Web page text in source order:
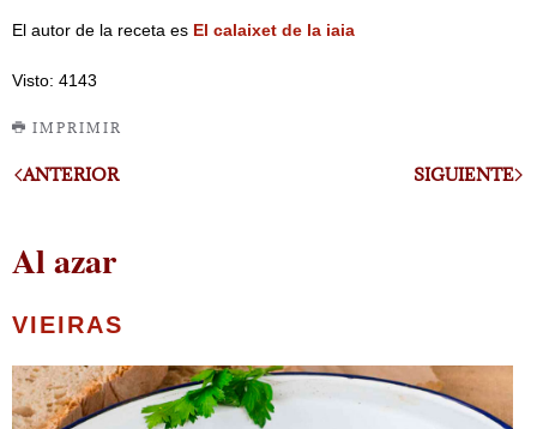
El autor de la receta es El calaixet de la iaia
Visto: 4143
IMPRIMIR
ANTERIOR SIGUIENTE
Al azar
VIEIRAS